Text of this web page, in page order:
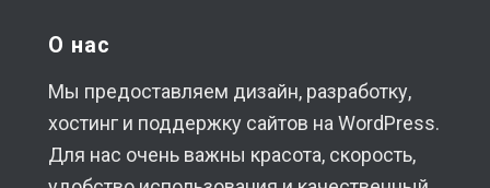
О нас
Мы предоставляем дизайн, разработку,
хостинг и поддержку сайтов на WordPress.
Для нас очень важны красота, скорость,